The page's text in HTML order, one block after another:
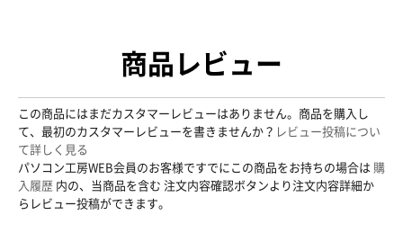
商品レビュー
この商品にはまだカスタマーレビューはありません。商品を購入し
て、最初のカスタマーレビューを書きませんか？ レビュー投稿につい
て詳しく見る
パソコン工房WEB会員のお客様ですでにこの商品をお持ちの場合は 購
入履歴 内の、当商品を含む 注文内容確認ボタンより注文内容詳細か
らレビュー投稿ができます。